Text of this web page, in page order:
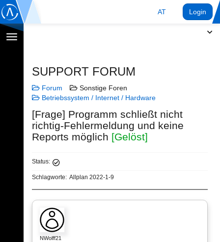
AT Login
Navigation
SUPPORT FORUM
Forum
Sonstige Foren
Betriebssystem / Internet / Hardware
[Frage] Programm schließt nicht
richtig-Fehlermeldung und keine
Reports möglich [Gelöst]
Status:
Schlagworte: Allplan 2022-1-9
NWolff21